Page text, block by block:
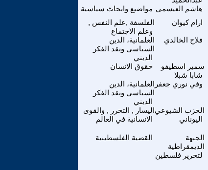
مواضيع وابحاث سياسية هاشم العيسمي
الفلسفة ,علم النفس ,
وعلم الاجتماع
ارام كيوان
العلمانية، الدين
السياسي ونقد الفكر
الديني
فلاح الخالدي
حقوق الانسان
سمير اسطيفو
شابا شبلا
العلمانية، الدين
السياسي ونقد الفكر
الديني
وفي نوري جعفر
اليسار , التحرر , والقوى
الانسانية في العالم
الحزب الشيوعي
اليوناني
القضية الفلسطينية
الجبهة
الديمقراطية
لتحرير فلسطين